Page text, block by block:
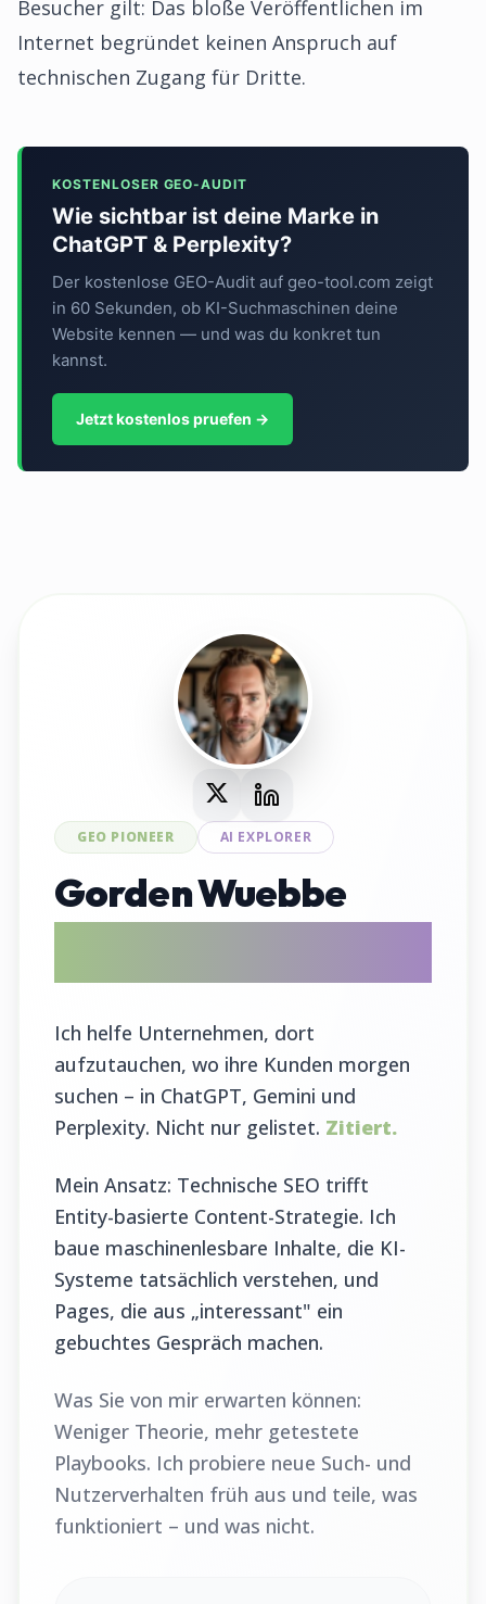
Besucher gilt: Das bloße Veröffentlichen im
Internet begründet keinen Anspruch auf
technischen Zugang für Dritte.
KOSTENLOSER GEO-AUDIT
Wie sichtbar ist deine Marke in
ChatGPT & Perplexity?
Der kostenlose GEO-Audit auf geo-tool.com zeigt
in 60 Sekunden, ob KI-Suchmaschinen deine
Website kennen — und was du konkret tun
kannst.
Jetzt kostenlos pruefen →
GEO PIONEER AI EXPLORER
Gorden Wuebbe
Ich helfe Unternehmen, dort
aufzutauchen, wo ihre Kunden morgen
suchen – in ChatGPT, Gemini und
Perplexity. Nicht nur gelistet. Zitiert.
Mein Ansatz: Technische SEO trifft
Entity-basierte Content-Strategie. Ich
baue maschinenlesbare Inhalte, die KI-
Systeme tatsächlich verstehen, und
Pages, die aus „interessant" ein
gebuchtes Gespräch machen.
Was Sie von mir erwarten können:
Weniger Theorie, mehr getestete
Playbooks. Ich probiere neue Such- und
Nutzerverhalten früh aus und teile, was
funktioniert – und was nicht.